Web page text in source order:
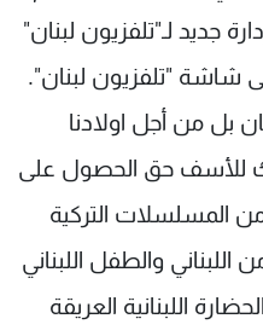
جديد لـ"تلفزيون لبنان"
شاشة "تلفزيون لبنان".
بل من أجل اولادنا
للأسف حق الحصول على
المسلسلات التركية
اللبناني والطفل اللبناني
اللبنانية العريقة